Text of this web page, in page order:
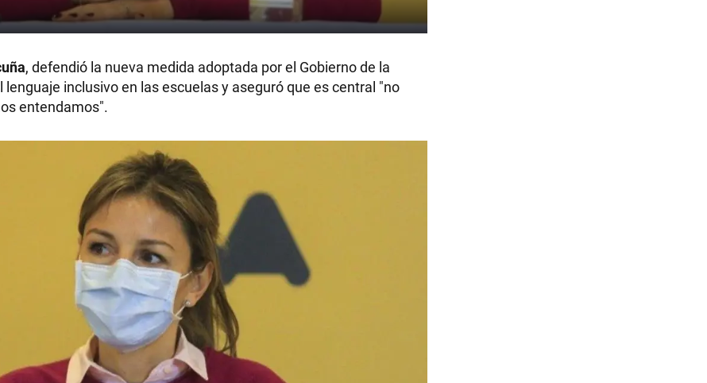
, defendió la nueva medida adoptada por el Gobierno de la
inclusivo en las escuelas y aseguró que es central "no
entendamos".